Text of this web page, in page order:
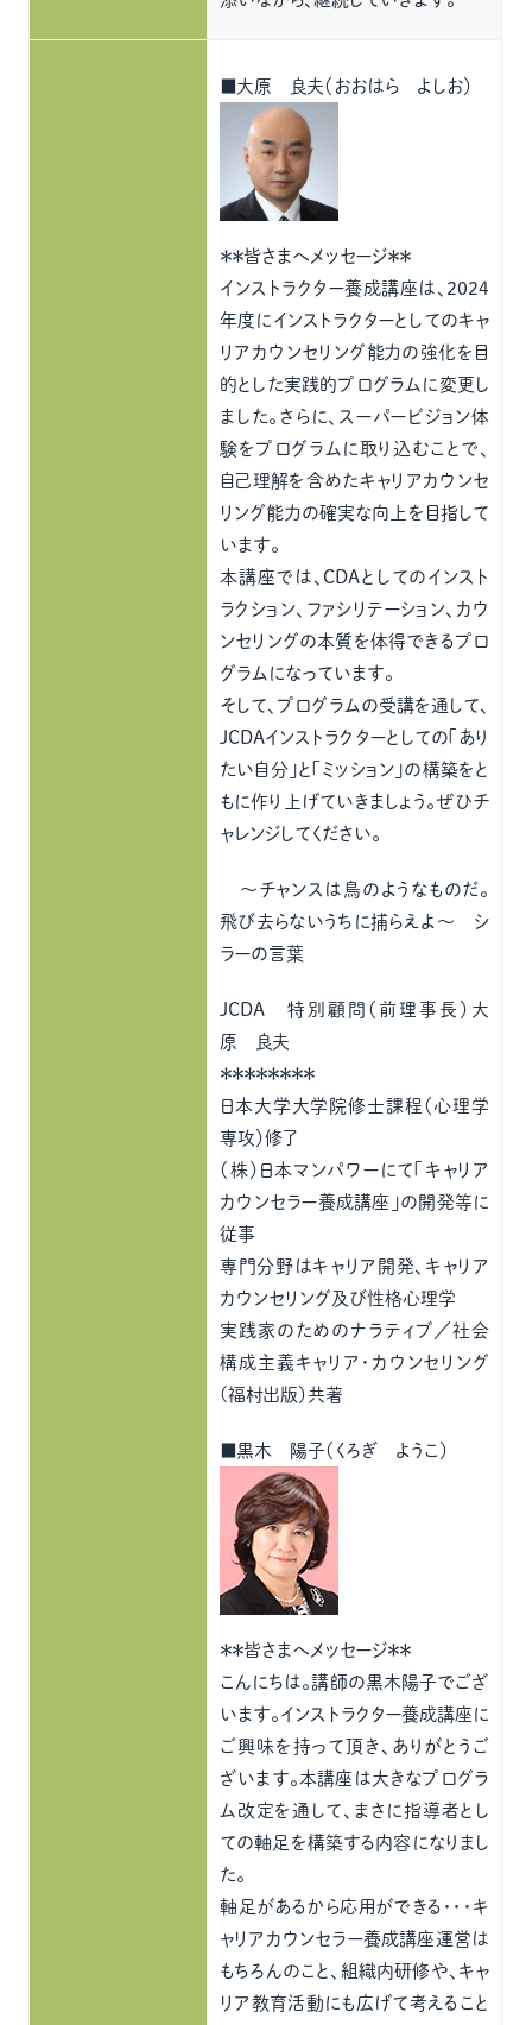
■大原 良夫（おおはら よしお）
＊＊皆さまへメッセージ＊＊
インストラクター養成講座は、2024
年度にインストラクターとしてのキャ
リアカウンセリング能力の強化を目
的とした実践的プログラムに変更し
ました。さらに、スーパービジョン体
験をプログラムに取り込むことで、
自己理解を含めたキャリアカウンセ
リング能力の確実な向上を目指して
います。
本講座では、CDAとしてのインスト
ラクション、ファシリテーション、カウ
ンセリングの本質を体得できるプロ
グラムになっています。
そして、プログラムの受講を通して、
JCDAインストラクターとしての「あり
たい自分」と「ミッション」の構築をと
もに作り上げていきましょう。ぜひチ
ャレンジしてください。
～チャンスは鳥のようなものだ。
飛び去らないうちに捕らえよ～ シ
ラーの言葉
JCDA 特別顧問（前理事長）大
原 良夫
＊＊＊＊＊＊＊＊
日本大学大学院修士課程（心理学
専攻）修了
（株）日本マンパワーにて「キャリア
カウンセラー養成講座」の開発等に
従事
専門分野はキャリア開発、キャリア
カウンセリング及び性格心理学
実践家のためのナラティブ／社会
構成主義キャリア・カウンセリング
(福村出版）共著
■黒木 陽子（くろぎ ようこ）
＊＊皆さまへメッセージ＊＊
こんにちは。講師の黒木陽子でござ
います。インストラクター養成講座に
ご興味を持って頂き、ありがとうご
ざいます。本講座は大きなプログラ
ム改定を通して、まさに指導者とし
ての軸足を構築する内容になりまし
た。
軸足があるから応用ができる・・・キ
ャリアカウンセラー養成講座運営は
もちろんのこと、組織内研修や、キャ
リア教育活動にも広げて考えること